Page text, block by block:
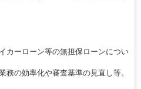
カーローン等の無担保ローンについ
務の効率化や審査基準の見直し等。